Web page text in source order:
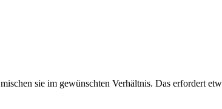
sie im gewünschten Verhältnis. Das erfordert